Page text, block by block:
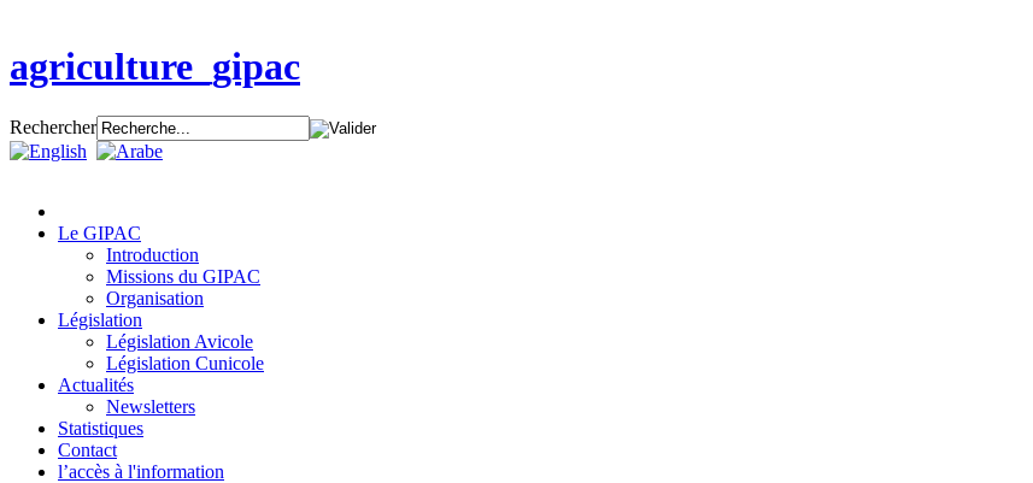
agriculture_gipac
Rechercher
Le GIPAC
Introduction
Missions du GIPAC
Organisation
Législation
Législation Avicole
Législation Cunicole
Actualités
Newsletters
Statistiques
Contact
l’accès à l'information